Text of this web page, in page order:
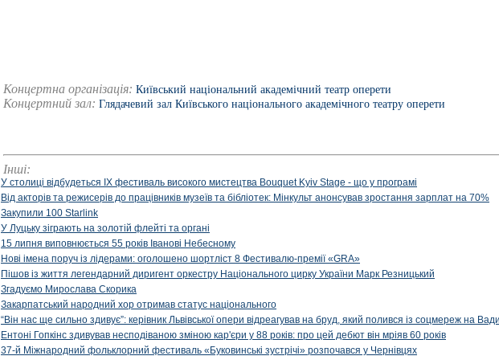
Концертна організація: Київський національний академічний театр оперети
Концертний зал: Глядачевий зал Київського національного академічного театру оперети
Інші:
У столиці відбудеться IX фестиваль високого мистецтва Bouquet Kyiv Stage - що у програмі
Від акторів та режисерів до працівників музеїв та бібліотек: Мінкульт анонсував зростання зарплат на 70%
Закупили 100 Starlink
У Луцьку зіграють на золотій флейті та органі
15 липня виповнюється 55 років Іванові Небесному
Нові імена поруч із лідерами: оголошено шортліст 8 Фестивалю-премії «GRA»
Пішов із життя легендарний диригент оркестру Національного цирку України Марк Резницький
Згадуємо Мирослава Скорика
Закарпатський народний хор отримав статус національного
“Він нас ще сильно здивує”: керівник Львівської опери відреагував на бруд, який полився із соцмереж на
Ентоні Гопкінс здивував несподіваною зміною кар'єри у 88 років: про цей дебют він мріяв 60 років
37-й Міжнародний фольклорний фестиваль «Буковинські зустрічі» розпочався у Чернівцях